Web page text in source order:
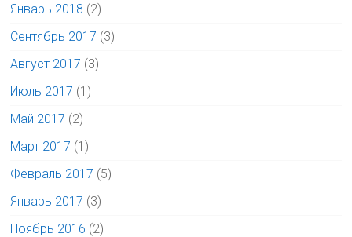
Январь 2018 (2)
Сентябрь 2017 (3)
Август 2017 (3)
Июль 2017 (1)
Май 2017 (2)
Март 2017 (1)
Февраль 2017 (5)
Январь 2017 (3)
Ноябрь 2016 (2)